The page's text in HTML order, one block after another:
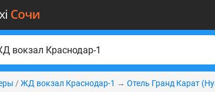
/ ЖД вокзал Краснодар-1 → Отель Гранд Карат